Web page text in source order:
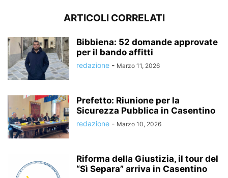
ARTICOLI CORRELATI
Bibbiena: 52 domande approvate
per il bando affitti
redazione - Marzo 11, 2026
Prefetto: Riunione per la
Sicurezza Pubblica in Casentino
redazione - Marzo 10, 2026
Riforma della Giustizia, il tour del
“Sì Separa” arriva in Casentino